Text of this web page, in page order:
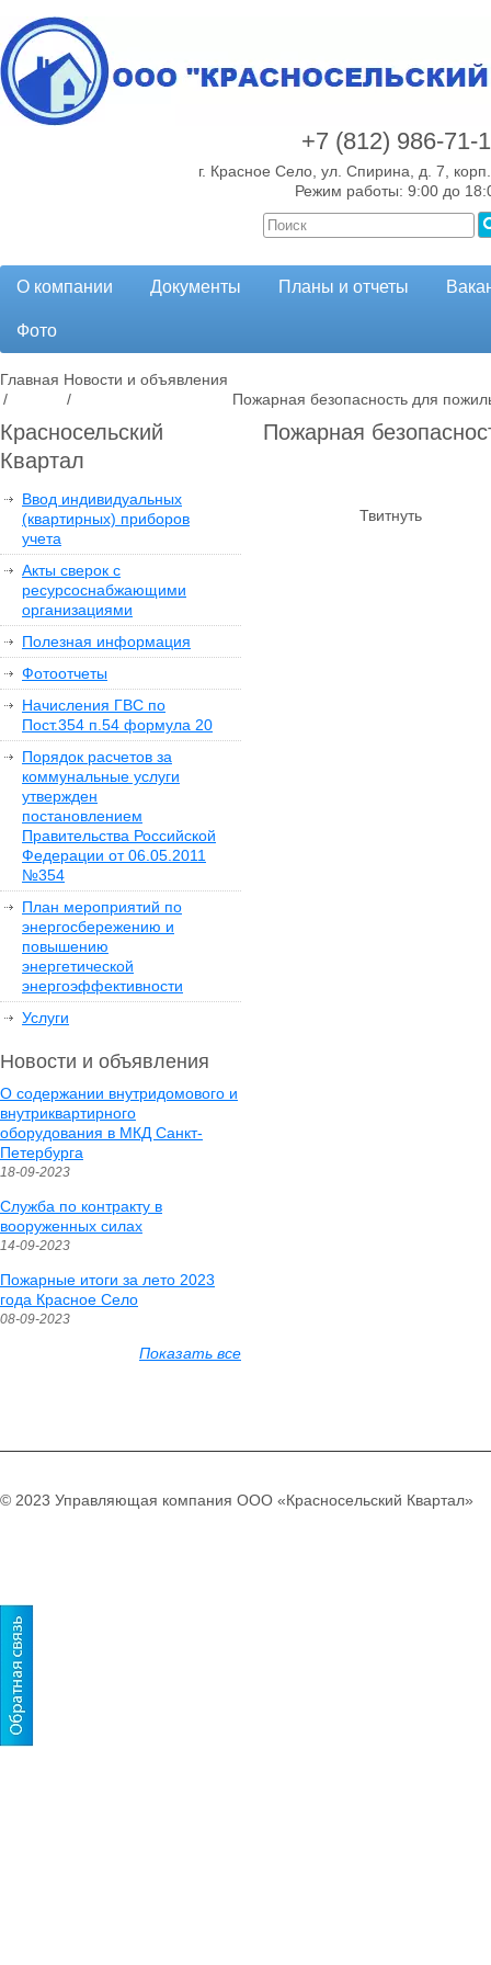
+7 (812) 986-71-
г. Красное Село, ул. Спирина, д. 7,
Режим работы: 9:00 до
О компании Документы Планы и отчеты
Фото
Главная
/
Новости и объявления
/
Пожарная безопасность для
Красносельский
Квартал
Ввод индивидуальных
(квартирных) приборов
учета
Акты сверок с
ресурсоснабжающими
организациями
Полезная информация
Фотоотчеты
Начисления ГВС по
Пост.354 п.54 формула 20
Порядок расчетов за
коммунальные услуги
утвержден
постановлением
Правительства Российской
Федерации от 06.05.2011
№354
План мероприятий по
энергосбережению и
повышению
энергетической
энергоэффективности
Услуги
Новости и объявления
О содержании внутридомового и
внутриквартирного
оборудования в МКД Санкт-
Петербурга
18-09-2023
Служба по контракту в
вооруженных силах
14-09-2023
Пожарные итоги за лето 2023
года Красное Село
08-09-2023
Показать все
Пожарная
Твитнуть
© 2023 Управляющая компания ООО «Красносельский Квартал»